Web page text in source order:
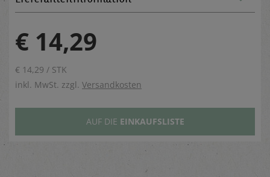
€ 14,29
€ 14,29 / STK
inkl. MwSt. zzgl. Versandkosten
AUF DIE EINKAUFSLISTE